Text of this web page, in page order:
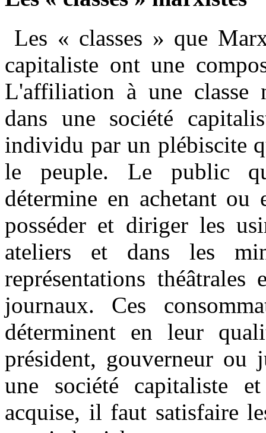
Les « classes » que
capitaliste ont une
L'affiliation à une classe
dans une société
individu par un plébiscite
le peuple. Le public
détermine en achetant ou
posséder et diriger les
ateliers et dans les
représentations
journaux. Ces
déterminent en leur
président, gouverneur
une société capitaliste
acquise, il faut satisfaire